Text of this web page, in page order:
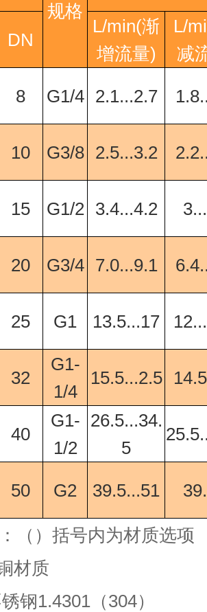
规格
DN
L/min(渐
增流量)
L/
减
8 G1/4 2.1...2.7
10 G3/8 2.5...3.2
15 G1/2 3.4...4.2
20 G3/4 7.0...9.1
25 G1 13.5...17
32
G1-
1/4
15.5...2.5
40
G1-
1/2
26.5...34.
5
50 G2 39.5...51
）括号内为材质选项
材质
钢1.4301 （304）